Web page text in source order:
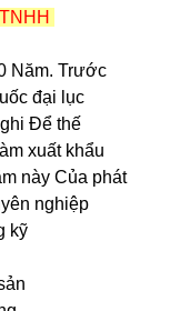
Năm. Trước
đại lục
Để thế
xuất khẩu
này Của phát
nghiệp
kỹ